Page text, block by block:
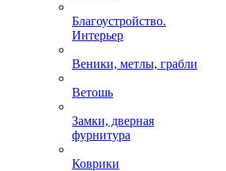
Благоустройство.
Интерьер
Веники, метлы, грабли
Ветошь
Замки, дверная
фурнитура
Коврики